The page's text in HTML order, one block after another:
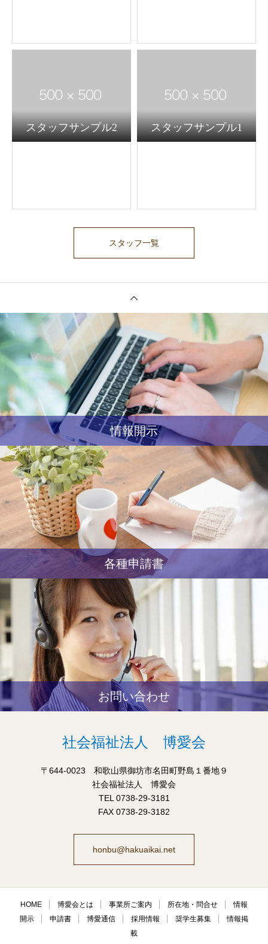
スタッフサンプル2 スタッフサンプル1
スタッフ一覧
情報開示
各種申請書
お問い合わせ
社会福祉法人 博愛会
〒644-0023 和歌山県御坊市名田町野島１番地９
社会福祉法人 博愛会
TEL 0738-29-3181
FAX 0738-29-3182
honbu@hakuaikai.net
HOME 博愛会とは 事業所ご案内 所在地・問合せ
情報
開示
申請書 博愛通信 採用情報 奨学生募集
情報掲
載